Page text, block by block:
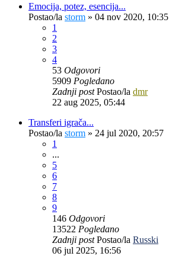
Emocija, potez, esencija...
Postao/la storm » 04 nov 2020, 10:35
1
2
3
4
53 Odgovori
5909 Pogledano
Zadnji postPostao/la dmr
22 aug 2025, 05:44
Transferi igrača...
Postao/la storm » 24 jul 2020, 20:57
1
...
5
6
7
8
9
146 Odgovori
13522 Pogledano
Zadnji postPostao/la Russki
06 jul 2025, 16:56